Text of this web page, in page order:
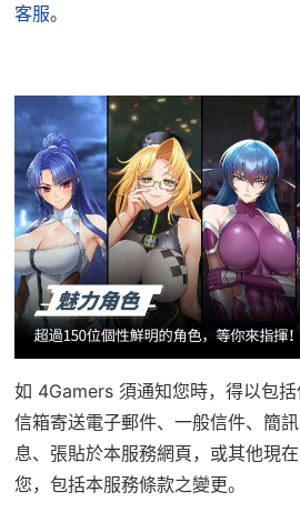
客服。
如 4Gamers 須通知您時，得以包
信箱寄送電子郵件、一般信件、簡
息、張貼於本服務網頁，或其他現
您，包括本服務條款之變更。